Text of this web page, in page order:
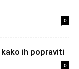
0
ih popraviti
0